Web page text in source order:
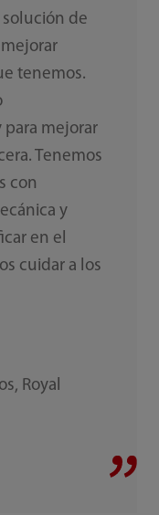
de
tenemos.
mejorar
Tenemos
con
y
en el
cuidar a los
Royal